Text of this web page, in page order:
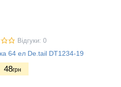
Відгуки: 0
64 ел De.tail DT1234-19
48грн